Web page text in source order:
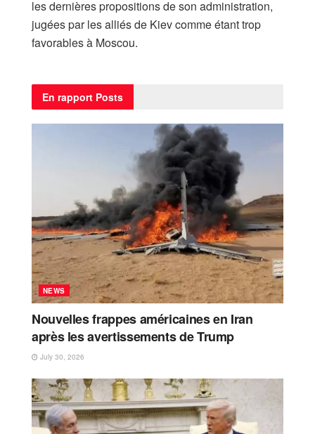
les dernières propositions de son administration,
jugées par les alliés de Kiev comme étant trop
favorables à Moscou.
En rapport Posts
NEWS
Nouvelles frappes américaines en Iran
après les avertissements de Trump
July 30, 2026